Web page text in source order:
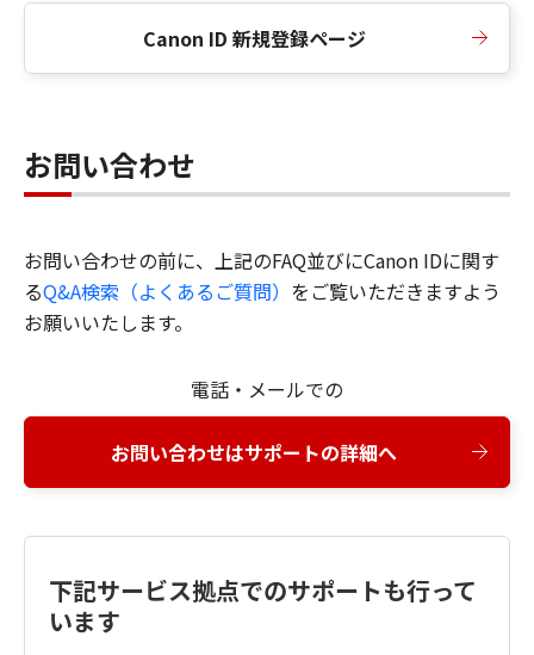
Canon ID 新規登録ページ
お問い合わせ
お問い合わせの前に、上記のFAQ並びにCanon IDに関す
るQ&A検索（よくあるご質問） をご覧いただきますよう
お願いいたします。
電話・メールでの
お問い合わせはサポートの詳細へ
下記サービス拠点でのサポートも行って
います